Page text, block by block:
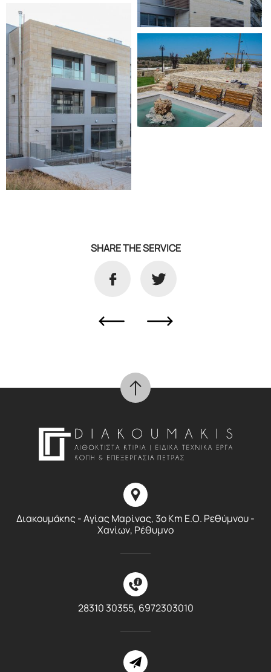
SHARE THE SERVICE
Διακουμάκης - Αγίας Μαρίνας, 3ο Km E.O. Ρεθύμνου -
Χανίων, Ρέθυμνο
28310 30355, 6972303010